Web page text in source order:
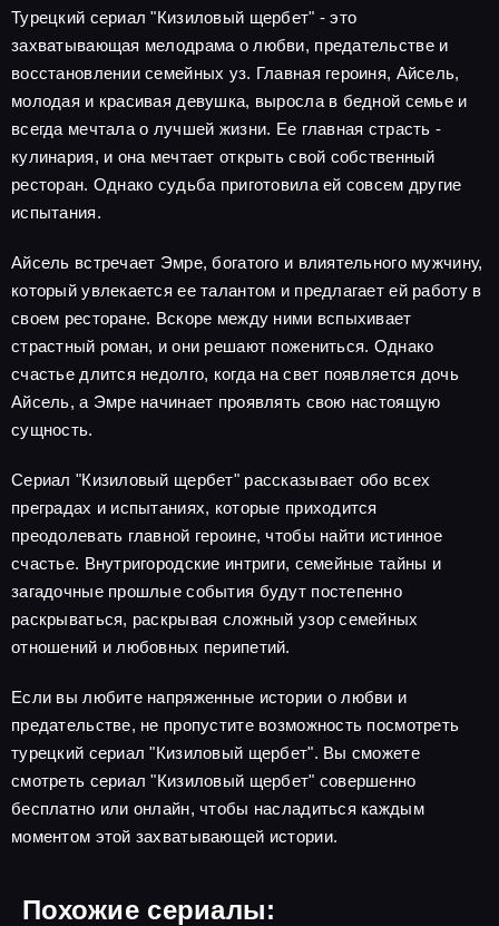
Турецкий сериал "Кизиловый щербет" - это
захватывающая мелодрама о любви, предательстве и
восстановлении семейных уз. Главная героиня, Айсель,
молодая и красивая девушка, выросла в бедной семье и
всегда мечтала о лучшей жизни. Ее главная страсть -
кулинария, и она мечтает открыть свой собственный
ресторан. Однако судьба приготовила ей совсем другие
испытания.
Айсель встречает Эмре, богатого и влиятельного мужчину,
который увлекается ее талантом и предлагает ей работу в
своем ресторане. Вскоре между ними вспыхивает
страстный роман, и они решают пожениться. Однако
счастье длится недолго, когда на свет появляется дочь
Айсель, а Эмре начинает проявлять свою настоящую
сущность.
Сериал "Кизиловый щербет" рассказывает обо всех
преградах и испытаниях, которые приходится
преодолевать главной героине, чтобы найти истинное
счастье. Внутригородские интриги, семейные тайны и
загадочные прошлые события будут постепенно
раскрываться, раскрывая сложный узор семейных
отношений и любовных перипетий.
Если вы любите напряженные истории о любви и
предательстве, не пропустите возможность посмотреть
турецкий сериал "Кизиловый щербет". Вы сможете
смотреть сериал "Кизиловый щербет" совершенно
бесплатно или онлайн, чтобы насладиться каждым
моментом этой захватывающей истории.
Похожие сериалы: